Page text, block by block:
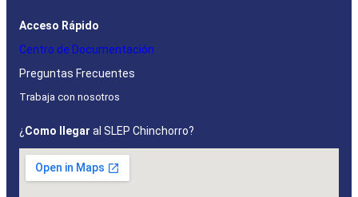
Acceso Rápido
Centro de Documentación
Preguntas Frecuentes
Trabaja con nosotros
¿ Como llegar al SLEP Chinchorro?